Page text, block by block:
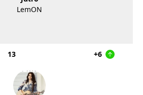
LemON
13 +6